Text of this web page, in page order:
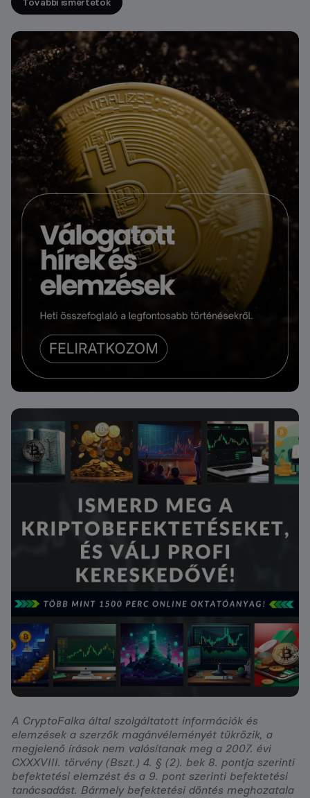
A CryptoFalka által szolgáltatott információk és
elemzések a szerzők magánvéleményét tükrözik, a
megjelenő írások nem valósítanak meg a 2007. évi
CXXXVIII. törvény (Bszt.) 4. § (2). bek 8. pontja szerinti
befektetési elemzést és a 9. pont szerinti befektetési
tanácsadást. Bármely befektetési döntés meghozatala